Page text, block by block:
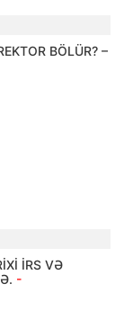
BÖLÜR? –
İRS VƏ
-